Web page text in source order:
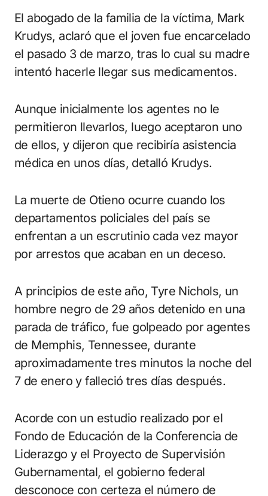
El abogado de la familia de la víctima, Mark
Krudys, aclaró que el joven fue encarcelado
el pasado 3 de marzo, tras lo cual su madre
intentó hacerle llegar sus medicamentos.
Aunque inicialmente los agentes no le
permitieron llevarlos, luego aceptaron uno
de ellos, y dijeron que recibiría asistencia
médica en unos días, detalló Krudys.
La muerte de Otieno ocurre cuando los
departamentos policiales del país se
enfrentan a un escrutinio cada vez mayor
por arrestos que acaban en un deceso.
A principios de este año, Tyre Nichols, un
hombre negro de 29 años detenido en una
parada de tráfico, fue golpeado por agentes
de Memphis, Tennessee, durante
aproximadamente tres minutos la noche del
7 de enero y falleció tres días después.
Acorde con un estudio realizado por el
Fondo de Educación de la Conferencia de
Liderazgo y el Proyecto de Supervisión
Gubernamental, el gobierno federal
desconoce con certeza el número de